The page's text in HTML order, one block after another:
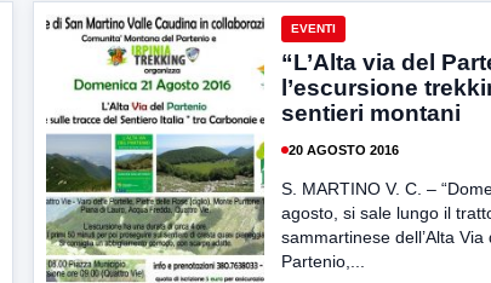
EVENTI
“L’Alta via del
l’escursione
sentieri montani
20 AGOSTO 2016
S. MARTINO V. C. –
agosto, si sale lungo il
sammartinese dell’Alta Via
Partenio,...